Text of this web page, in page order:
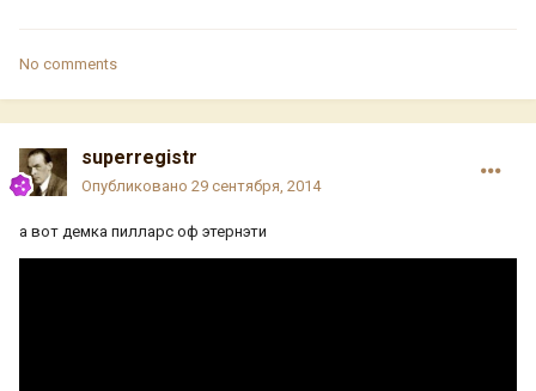
No comments
superregistr
Опубликовано 29 сентября, 2014
а вот демка пилларс оф этернэти